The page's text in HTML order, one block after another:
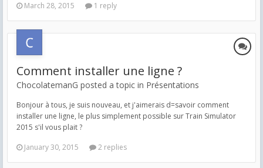
March 28, 2015
1 reply
Comment installer une ligne ?
ChocolatemanG posted a topic in Présentations
Bonjour à tous, je suis nouveau, et j'aimerais d=savoir comment
installer une ligne, le plus simplement possible sur Train Simulator
2015 s'il vous plait ?
January 30, 2015
2 replies